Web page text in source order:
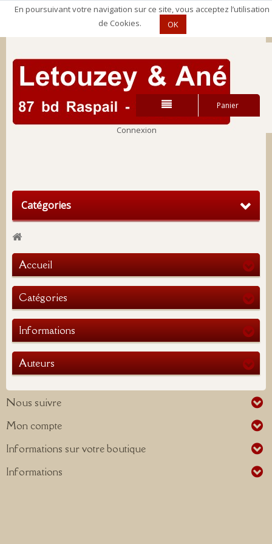
Connexion
Panier
Catégories
Connexion
Accueil
Catégories
Informations
Auteurs
Nous suivre
Mon compte
Informations sur votre boutique
Informations
En poursuivant votre navigation sur ce site, vous acceptez l’utilisation
de Cookies.
OK